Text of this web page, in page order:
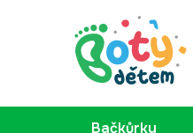
Bačkůrky